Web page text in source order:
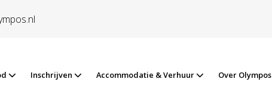
Inschrijven Accommodatie & Verhuur Over Olympos